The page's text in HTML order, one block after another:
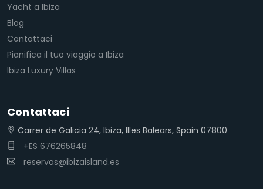
Yacht a Ibiza
Blog
Contattaci
Pianifica il tuo viaggio a Ibiza
Ibiza Luxury Villas
Contattaci
Carrer de Galicia 24, Ibiza, Illes Balears, Spain 07800
+ES 676265848
reservas@ibizaisland.es